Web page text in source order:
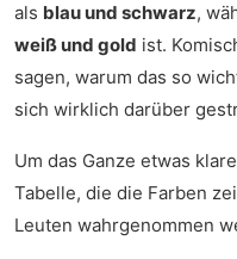
als blau und schwarz,
weiß und gold ist.
sagen, warum das so
sich wirklich darüber
Um das Ganze etwas
Tabelle, die die Farben
Leuten wahrgenommen